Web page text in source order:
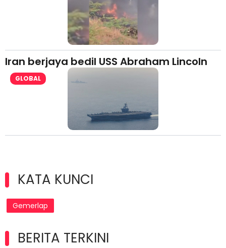
Iran berjaya bedil USS Abraham Lincoln
GLOBAL
KATA KUNCI
Gemerlap
BERITA TERKINI